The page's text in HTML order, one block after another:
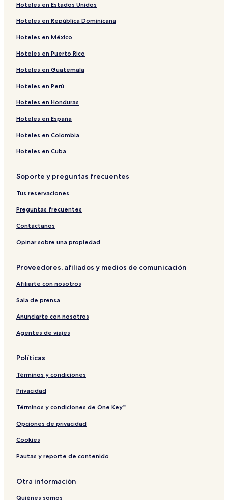
Hoteles en Estados Unidos
Hoteles en República Dominicana
Hoteles en México
Hoteles en Puerto Rico
Hoteles en Guatemala
Hoteles en Perú
Hoteles en Honduras
Hoteles en España
Hoteles en Colombia
Hoteles en Cuba
Soporte y preguntas frecuentes
Tus reservaciones
Preguntas frecuentes
Contáctanos
Opinar sobre una propiedad
Proveedores, afiliados y medios de comunicación
Afiliarte con nosotros
Sala de prensa
Anunciarte con nosotros
Agentes de viajes
Políticas
Términos y condiciones
Privacidad
Términos y condiciones de One Key™
Opciones de privacidad
Cookies
Pautas y reporte de contenido
Otra información
Quiénes somos